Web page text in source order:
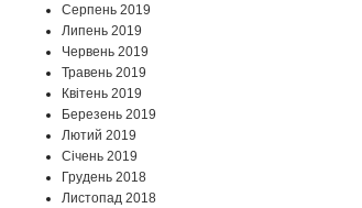
Серпень 2019
Липень 2019
Червень 2019
Травень 2019
Квітень 2019
Березень 2019
Лютий 2019
Січень 2019
Грудень 2018
Листопад 2018